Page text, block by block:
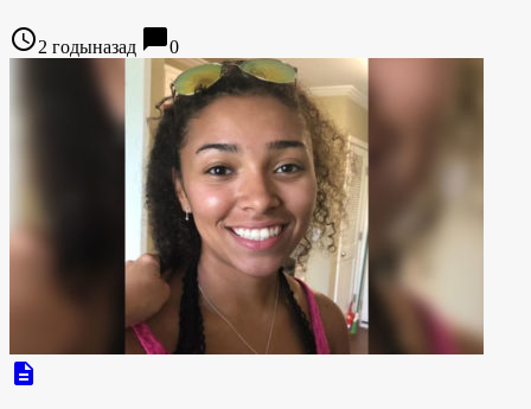
access_time2 годыназад chat_bubble0
description